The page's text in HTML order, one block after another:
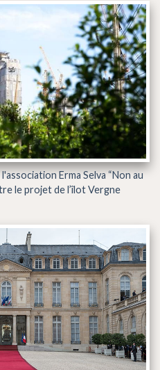
Erma Selva “Non au
le projet de l’îlot Vergne